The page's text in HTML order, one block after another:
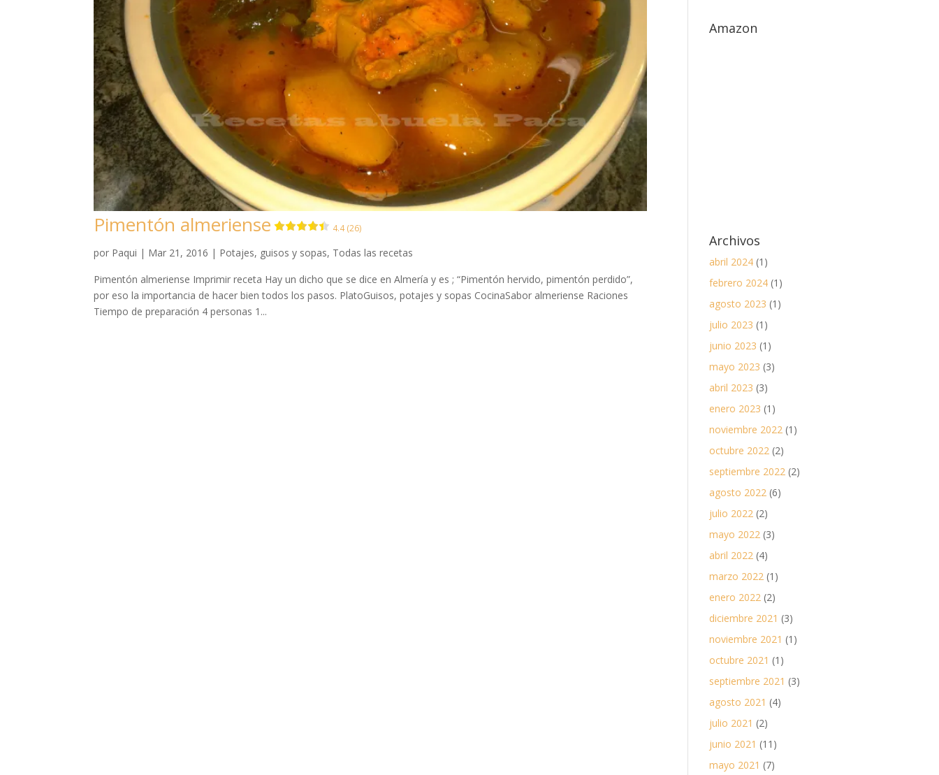
Pimentón almeriense 4.4 (26)
por Paqui | Mar 21, 2016 | Potajes, guisos y sopas, Todas las recetas
Pimentón almeriense Imprimir receta Hay un dicho que se dice en Almería y es ; “Pimentón hervido, pimentón perdido”,
por eso la importancia de hacer bien todos los pasos. PlatoGuisos, potajes y sopas CocinaSabor almeriense Raciones
Tiempo de preparación 4 personas 1...
Amazon
Archivos
abril 2024 (1)
febrero 2024 (1)
agosto 2023 (1)
julio 2023 (1)
junio 2023 (1)
mayo 2023 (3)
abril 2023 (3)
enero 2023 (1)
noviembre 2022 (1)
octubre 2022 (2)
septiembre 2022 (2)
agosto 2022 (6)
julio 2022 (2)
mayo 2022 (3)
abril 2022 (4)
marzo 2022 (1)
enero 2022 (2)
diciembre 2021 (3)
noviembre 2021 (1)
octubre 2021 (1)
septiembre 2021 (3)
agosto 2021 (4)
julio 2021 (2)
junio 2021 (11)
mayo 2021 (7)